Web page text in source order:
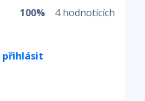
100%
4 hodnotících
přihlásit